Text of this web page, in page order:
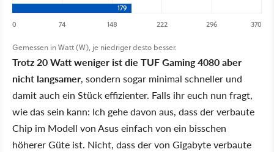
179
0
74 148 222 296 370
Gemessen in Watt (W), je niedriger desto besser.
Trotz 20 Watt weniger ist die TUF Gaming 4080 aber
nicht langsamer, sondern sogar minimal schneller und
damit auch ein Stück effizienter. Falls ihr euch nun fragt,
wie das sein kann: Ich gehe davon aus, dass der verbaute
Chip im Modell von Asus einfach von ein bisschen
höherer Güte ist. Nicht, dass der von Gigabyte verbaute